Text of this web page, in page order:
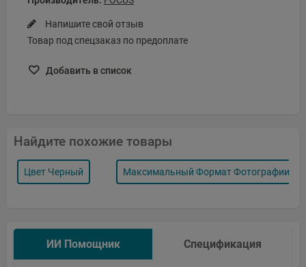
Напишите свой отзыв
Товар под спецзаказ по предоплате
Добавить в список
Найдите похожие товары
Цвет Черный Максимальный Формат Фотографии,
ИИ Помощник Спецификация